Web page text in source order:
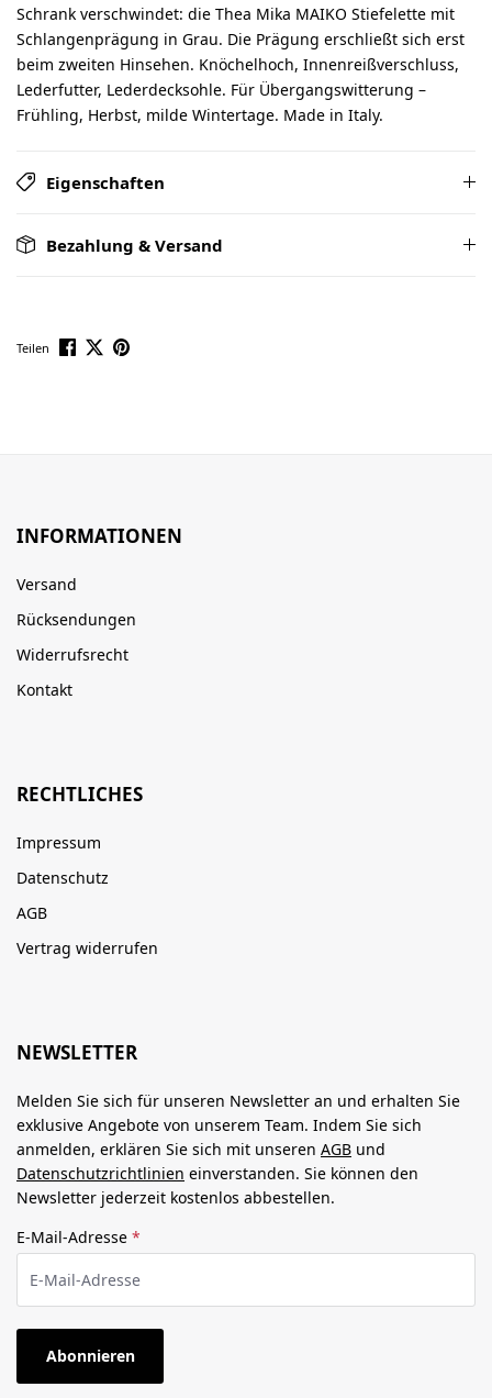
Schrank verschwindet: die Thea Mika MAIKO Stiefelette mit
Schlangenprägung in Grau. Die Prägung erschließt sich erst
beim zweiten Hinsehen. Knöchelhoch, Innenreißverschluss,
Lederfutter, Lederdecksohle. Für Übergangswitterung –
Frühling, Herbst, milde Wintertage. Made in Italy.
Eigenschaften
Bezahlung & Versand
Teilen
INFORMATIONEN
Versand
Rücksendungen
Widerrufsrecht
Kontakt
RECHTLICHES
Impressum
Datenschutz
AGB
Vertrag widerrufen
NEWSLETTER
Melden Sie sich für unseren Newsletter an und erhalten Sie
exklusive Angebote von unserem Team. Indem Sie sich
anmelden, erklären Sie sich mit unseren AGB und
Datenschutzrichtlinien einverstanden. Sie können den
Newsletter jederzeit kostenlos abbestellen.
E-Mail-Adresse *
Abonnieren